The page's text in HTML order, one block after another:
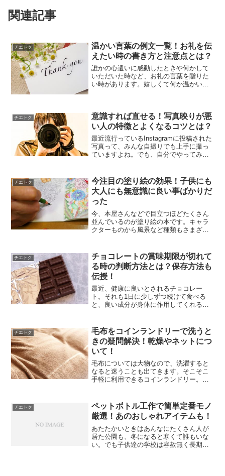
関連記事
チエトク
温かい言葉の例文一覧！お礼を伝
えたい時の書き方と注意点とは？
誰かの心遣いに感動したときや何かして
いただいた時など、お礼の言葉を贈りた
い時があります。嬉しくて何か温かい言
こで今回は、感謝の気持ち...
チエトク
意識すれば直せる！写真映りが悪
い人の特徴とよくなるコツとは？
最近流行っているInstagramに投稿された
写真って、みんな自撮りでも上手に撮っ
ていますよね。でも、自分でやってみる
りが悪い！何故なの？と、悩んでいる人
に、写真写りの...
チエトク
今注目の塗り絵の効果！子供にも
大人にも無意識に良い事ばかりだ
った
今、本屋さんなどで目立つほどたくさん
並んでいるのが塗り絵の本です。キャラ
クターものから風景など種類もさまざま
けの塗り絵もたくさん発売されていま
す。でもなぜ今、そんなにも...
チエトク
チョコレートの賞味期限が切れて
る時の判断方法とは？保存方法も
伝授！
最近、健康に良いとされるチョコレー
ト。それも1日に少しずつ続けて食べる
と、良い成分が身体に作用してくれる、
ずっと置いていてもいいよね？なんて人
も多いのではないでしょうか...
チエトク
毛布をコインランドリーで洗うと
きの疑問解決！乾燥やネットにつ
いて！
毛布については大物なので、洗濯すると
なると迷うことも出てきます。そこそこ
手軽に利用できるコインランドリー。
正直なところです。この記事では 毛布を
コインランドリーで洗うと...
チエトク
ペットボトル工作で簡単定番モノ
厳選！あのおしゃれアイテムも！
あたたかいときはあんなにたくさん人が
居た公園も、冬になると寒くて誰もいな
い。でも子供達の学校は容赦無く長期休